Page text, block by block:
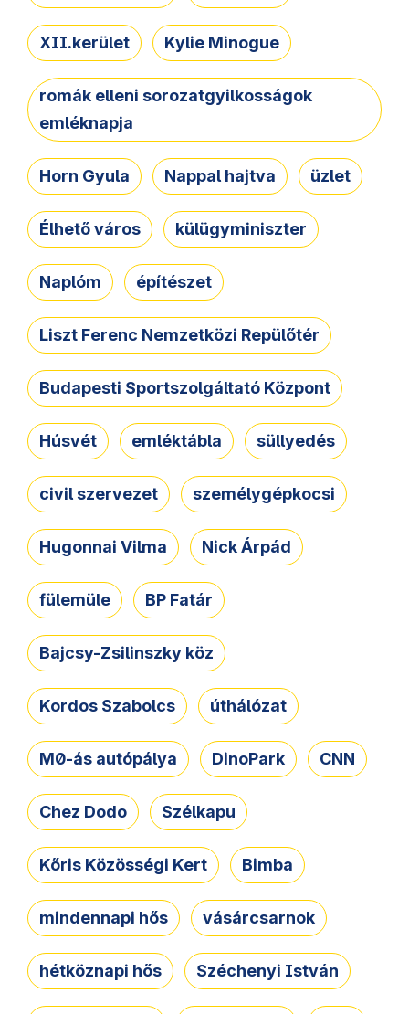
XII.kerület Kylie Minogue
romák elleni sorozatgyilkosságok
emléknapja
Horn Gyula Nappal hajtva üzlet
Élhető város külügyminiszter
Naplóm építészet
Liszt Ferenc Nemzetközi Repülőtér
Budapesti Sportszolgáltató Központ
Húsvét emléktábla süllyedés
civil szervezet személygépkocsi
Hugonnai Vilma Nick Árpád
fülemüle BP Fatár
Bajcsy-Zsilinszky köz
Kordos Szabolcs úthálózat
M0-ás autópálya DinoPark CNN
Chez Dodo Szélkapu
Kőris Közösségi Kert Bimba
mindennapi hős vásárcsarnok
hétköznapi hős Széchenyi István